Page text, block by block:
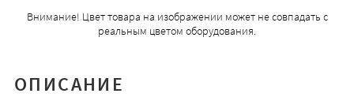
Внимание! Цвет товара на изображении может не совпадать с
реальным цветом оборудования.
ОПИСАНИЕ